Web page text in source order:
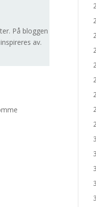
På bloggen
av.
3